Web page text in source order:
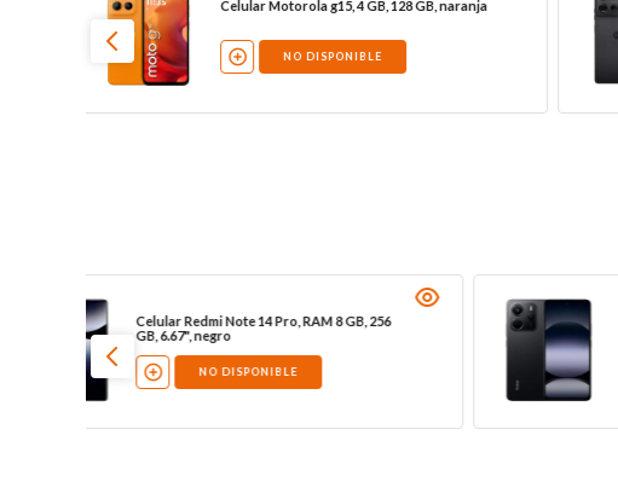
Celular Motorola g15, 4 GB, 128 GB, naranja
NO DISPONIBLE
Celular Redmi Note 14 Pro, RAM 8 GB, 256